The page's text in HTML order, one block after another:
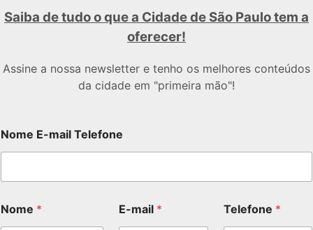
Saiba de tudo o que a Cidade de São Paulo tem a
oferecer!
Assine a nossa newsletter e tenho os melhores conteúdos
da cidade em "primeira mão"!
Nome E-mail Telefone
Nome * E-mail * Telefone *